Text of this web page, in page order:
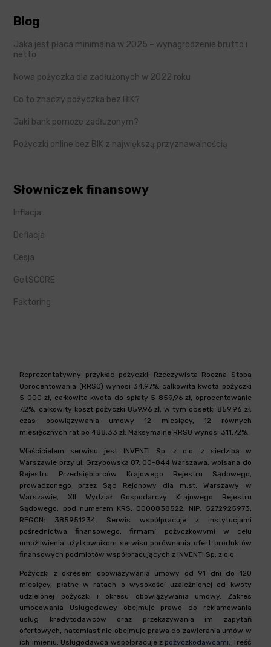
Blog
Jaka jest płaca minimalna w 2025 – wynagrodzenie brutto i
netto
Nowa pożyczka dla zadłużonych w 2022 roku
Co to znaczy pożyczka bez BIK?
Jaki bank pomoże zadłużonym?
Pożyczki online bez BIK z największą przyznawalnością
Słowniczek finansowy
Inflacja
Deflacja
Cesja
GetSCORE
Faktoring
Reprezentatywny przykład pożyczki: Rzeczywista Roczna Stopa
Oprocentowania (RRSO) wynosi 34,97%, całkowita kwota pożyczki
5 000 zł, całkowita kwota do spłaty 5 859,96 zł, oprocentowanie
7,2%, całkowity koszt pożyczki 859,96 zł, w tym odsetki 859,96 zł,
czas obowiązywania umowy 12 miesięcy, 12 równych
miesięcznych rat po 488,33 zł. Maksymalne RRSO wynosi 311,72%.
Właścicielem serwisu jest INVENTI Sp. z o.o. z siedzibą w
Warszawie przy ul. Grzybowska 87, 00-844 Warszawa, wpisana do
Rejestru Przedsiębiorców Krajowego Rejestru Sądowego,
prowadzonego przez Sąd Rejonowy dla m.st. Warszawy w
Warszawie, XII Wydział Gospodarczy Krajowego Rejestru
Sądowego, pod numerem KRS: 0000838522, NIP: 5272925973,
REGON: 385951234. Serwis współpracuje z instytucjami
pośrednictwa finansowego, firmami pożyczkowymi w celu
umożliwienia użytkownikom serwisu porównania ofert produktów
finansowych podmiotów współpracujących z INVENTI Sp. z o.o.
Pożyczki z okresem obowiązywania umowy od 91 dni do 120
miesięcy, płatne w ratach o wysokości uzależnionej od kwoty
udzielonej pożyczki i okresu obowiązywania umowy. Zakres
umocowania Usługodawcy obejmuje prawo do reklamowania
usług kredytodawców oraz przekazywania im zapytań
ofertowych, natomiast nie obejmuje prawa do zawierania umów w
ich imieniu. Usługodawca współpracuje z pożyczkodawcami. Treść